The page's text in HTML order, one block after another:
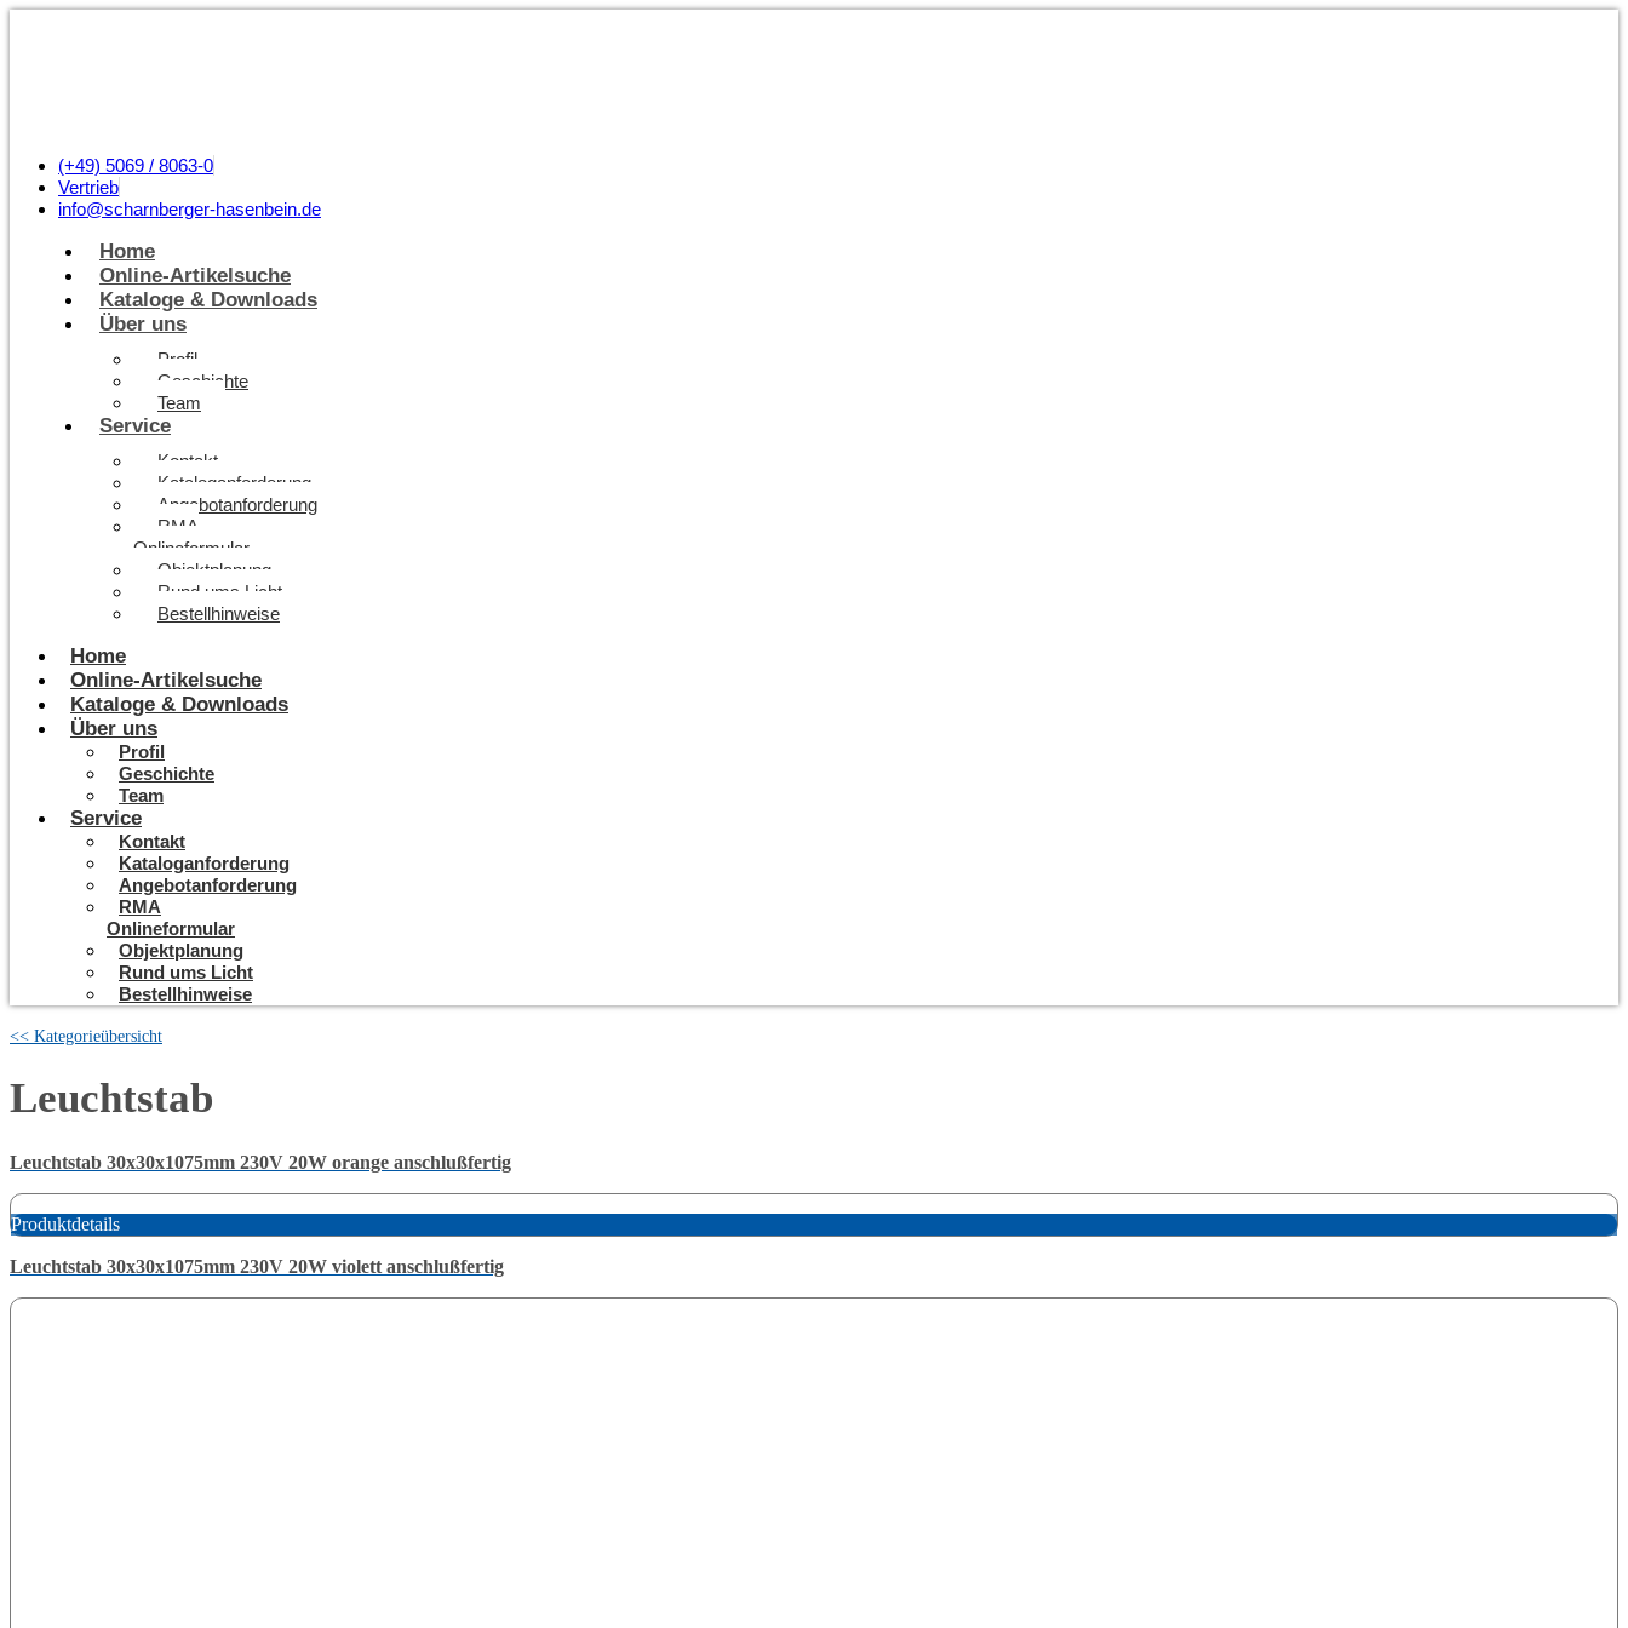
(+49) 5069 / 8063-0
Vertrieb
info@scharnberger-hasenbein.de
Home
Online-Artikelsuche
Kataloge & Downloads
Über uns
Profil
Geschichte
Team
Service
Kontakt
Kataloganforderung
Angebotanforderung
RMA
Onlineformular
Objektplanung
Rund ums Licht
Bestellhinweise
Home
Online-Artikelsuche
Kataloge & Downloads
Über uns
Profil
Geschichte
Team
Service
Kontakt
Kataloganforderung
Angebotanforderung
RMA
Onlineformular
Objektplanung
Rund ums Licht
Bestellhinweise
<< Kategorieübersicht
Leuchtstab
Leuchtstab 30x30x1075mm 230V 20W orange anschlußfertig
Produktdetails
Leuchtstab 30x30x1075mm 230V 20W violett anschlußfertig